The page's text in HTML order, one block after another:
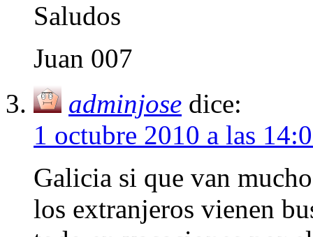
Saludos
Juan 007
adminjose dice:
1 octubre 2010 a las
Galicia si que van
los extranjeros vienen